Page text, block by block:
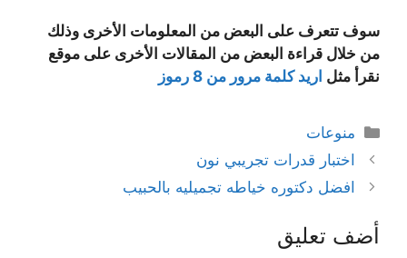
سوف تتعرف على البعض من المعلومات الأخرى وذلك
من خلال قراءة البعض من المقالات الأخرى على موقع
نقرأ مثل اريد كلمة مرور من 8 رموز
التصنيفات
منوعات
اختبار قدرات تجريبي نون
افضل دكتوره خياطه تجميليه بالحبيب
أضف تعليق